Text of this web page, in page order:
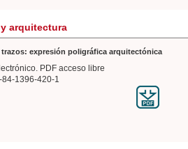
arquitectura
trazos: expresión poligráfica arquitectónica
PDF acceso libre
84-1396-420-1